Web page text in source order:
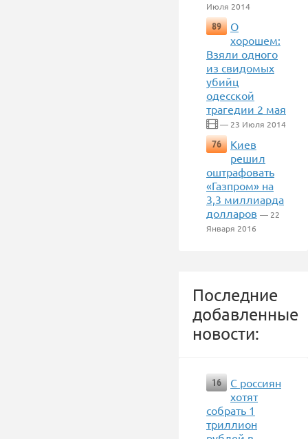
Июля 2014
89
О
хорошем:
Взяли одного
из свидомых
убийц
одесской
трагедии 2 мая
— 23 Июля 2014
76
Киев
решил
оштрафовать
«Газпром» на
3,3 миллиарда
долларов — 22
Января 2016
Последние
добавленные
новости:
16
С россиян
хотят
собрать 1
триллион